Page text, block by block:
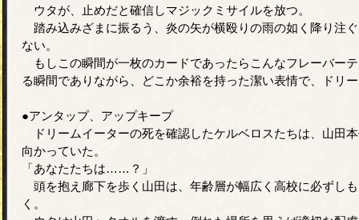
ウタが、止めだと確信しマジックミサイルを放つ。
踏み込みざまに振るう、炎の矢が横殴りの雨の如く降り注
ない。
もしこの瞬間が一枚のカードであったらこんなフレーバー
る瞬間でありながら、どこか余裕を持った潔い表情で、ドリ
●アンタップ、アップキープ
ドリームイーターの死を確認したケルベロスたちは、山田
向かっていた。
「あなたたちは……？」
頭を抱え廊下を歩く山田は、年齢層が幅広く高校に必ずし
く。